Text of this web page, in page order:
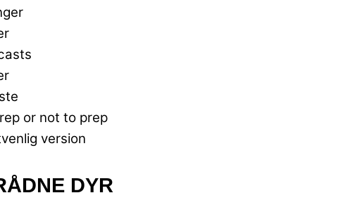
or not to prep
version
DYR